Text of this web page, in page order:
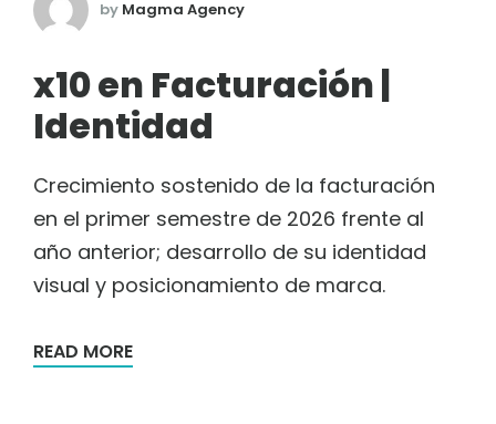
by Magma Agency
x10 en Facturación |
Identidad
Crecimiento sostenido de la facturación
en el primer semestre de 2026 frente al
año anterior; desarrollo de su identidad
visual y posicionamiento de marca.
READ MORE